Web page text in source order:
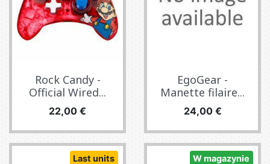
Rock Candy -
Official Wired...
Cena
22,00 €
EgoGear -
Manette filaire...
Cena
24,00 €
Last units W magazynie